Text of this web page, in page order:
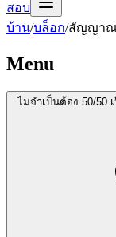
สอบ
บ้าน/บล็อก/สัญญาณ
Menu
ไม่จำเป็นต้อง 50/50